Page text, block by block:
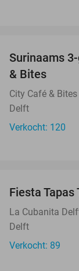
Surinaams
& Bites
City Café & Bites
Delft
Verkocht: 120
Fiesta Tapas
La Cubanita
Delft
Verkocht: 89